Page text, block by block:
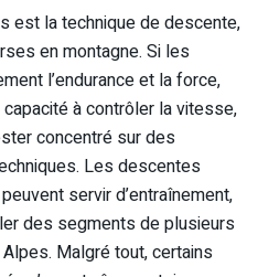
est la technique de descente,
en montagne. Si les
l’endurance et la force,
à contrôler la vitesse,
concentré sur des
Les descentes
servir d’entraînement,
des segments de plusieurs
Malgré tout, certains